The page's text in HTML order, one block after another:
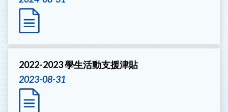
2022-2023 學生活動支援津貼
2023-08-31